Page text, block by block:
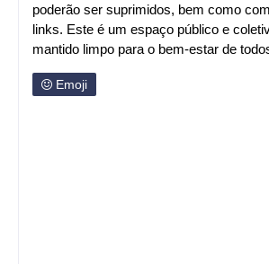
poderão ser suprimidos, bem como
links. Este é um espaço público e
mantido limpo para o bem-estar de
Emoji